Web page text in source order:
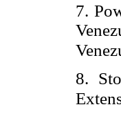
7.
8.